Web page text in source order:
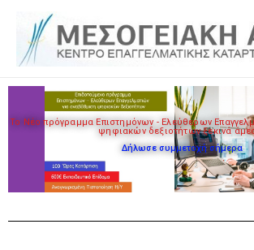
Το Nέο πρόγραμμα Επιστημόνων - Ελεύθερων
ψηφιακών δεξιοτήτων ξεκινά
Δήλωσε συμμετοχή σήμερα